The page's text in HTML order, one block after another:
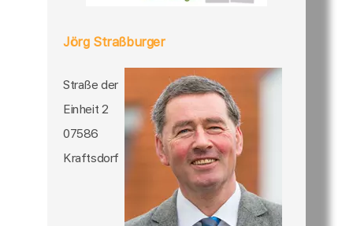
Jörg Straßburger
Straße der
Einheit 2
07586
Kraftsdorf